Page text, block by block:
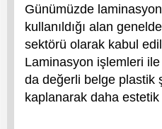
Günümüzde
kullanıldığı alan
sektörü olarak kabul
Laminasyon işlemleri
da değerli belge plastik
kaplanarak daha